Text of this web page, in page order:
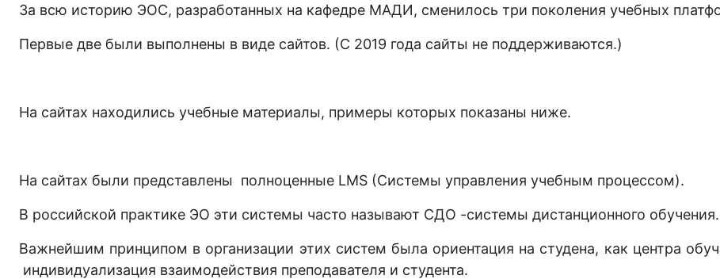
За всю историю ЭОС, разработанных на кафедре МАДИ, сменилось три поколения учебных
Первые две были выполнены в виде сайтов. (С 2019 года сайты не поддерживаются.)
На сайтах находились учебные материалы, примеры которых показаны ниже.
На сайтах были представлены полноценные LMS (Системы управления учебным процессом).
В российской практике ЭО эти системы часто называют СДО -системы дистанционного обучения.
Важнейшим принципом в организации этих систем была ориентация на студена, как центра
индивидуализация взаимодействия преподавателя и студента.